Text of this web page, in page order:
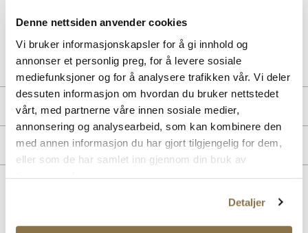
Denne nettsiden anvender cookies
Vi bruker informasjonskapsler for å gi innhold og
annonser et personlig preg, for å levere sosiale
mediefunksjoner og for å analysere trafikken vår. Vi deler
dessuten informasjon om hvordan du bruker nettstedet
vårt, med partnerne våre innen sosiale medier,
annonsering og analysearbeid, som kan kombinere den
med annen informasjon du har gjort tilgjengelig for dem,
eller som de har samlet inn gjennom din bruk av
Detaljer
Art. nr11143404
Lev. art. nrHAM4148427
Produktdetaljer
Textil
Gummi, Syntet/Gummi
Merke
SALG